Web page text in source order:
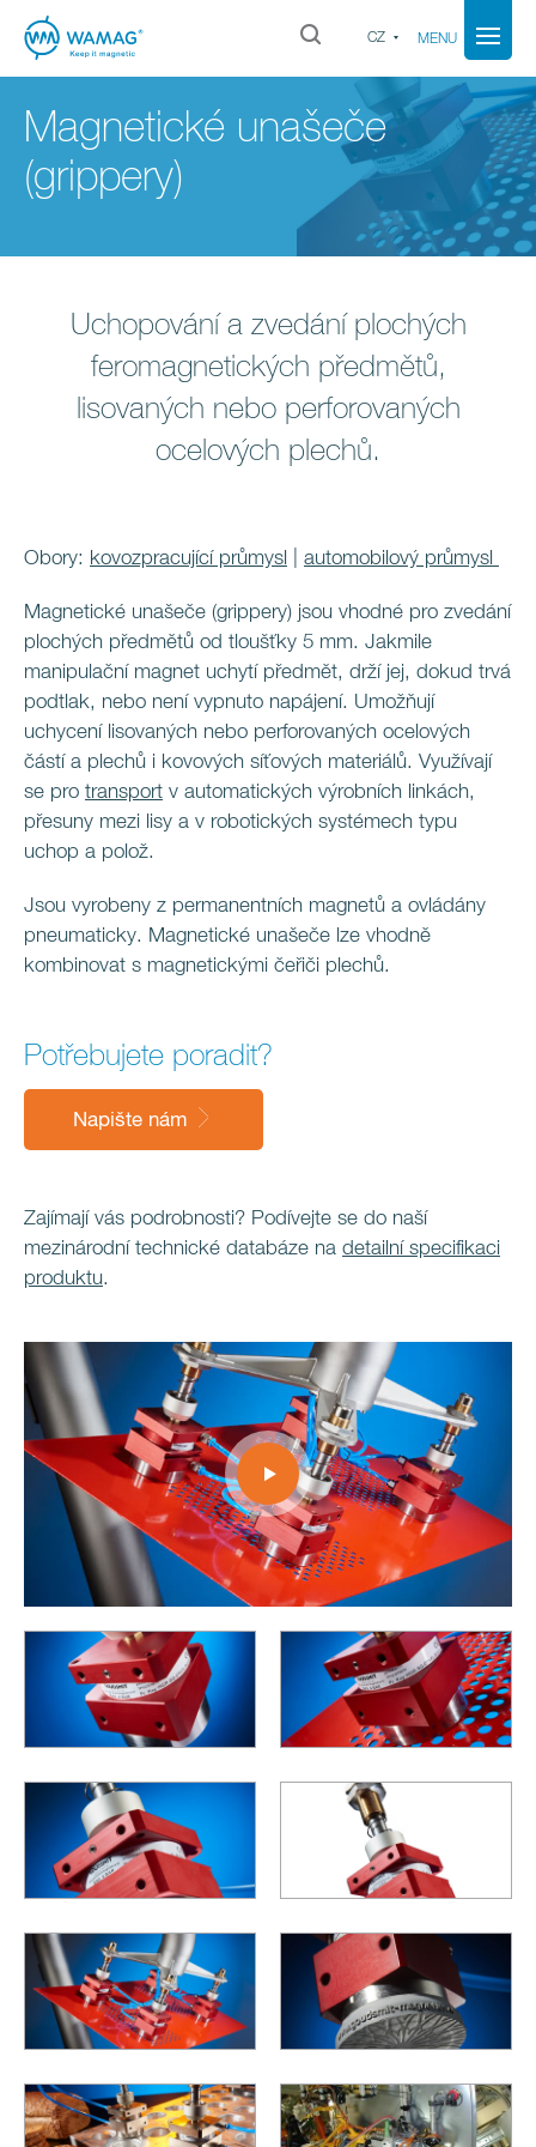
CZ MENU
Magnetické unašeče
(grippery)
Uchopování a zvedání plochých
feromagnetických předmětů,
lisovaných nebo perforovaných
ocelových plechů.
Obory: kovozpracující průmysl automobilový průmysl
Magnetické unašeče (grippery) jsou vhodné pro zvedání
plochých předmětů od tloušťky 5 mm. Jakmile
manipulační magnet uchytí předmět, drží jej, dokud trvá
podtlak, nebo není vypnuto napájení. Umožňují
uchycení lisovaných nebo perforovaných ocelových
částí a plechů i kovových síťových materiálů. Využívají
se pro transport v automatických výrobních linkách,
přesuny mezi lisy a v robotických systémech typu
uchop a polož.
Jsou vyrobeny z permanentních magnetů a ovládány
pneumaticky. Magnetické unašeče lze vhodně
kombinovat s magnetickými čeřiči plechů.
Potřebujete poradit?
Napište nám
Zajímají vás podrobnosti? Podívejte se do naší
mezinárodní technické databáze na detailní specifikaci
produktu.